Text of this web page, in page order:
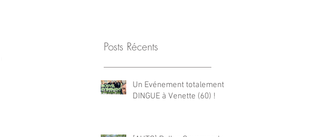
Posts Récents
Un Evénement totalement
DINGUE à Venette (60) !